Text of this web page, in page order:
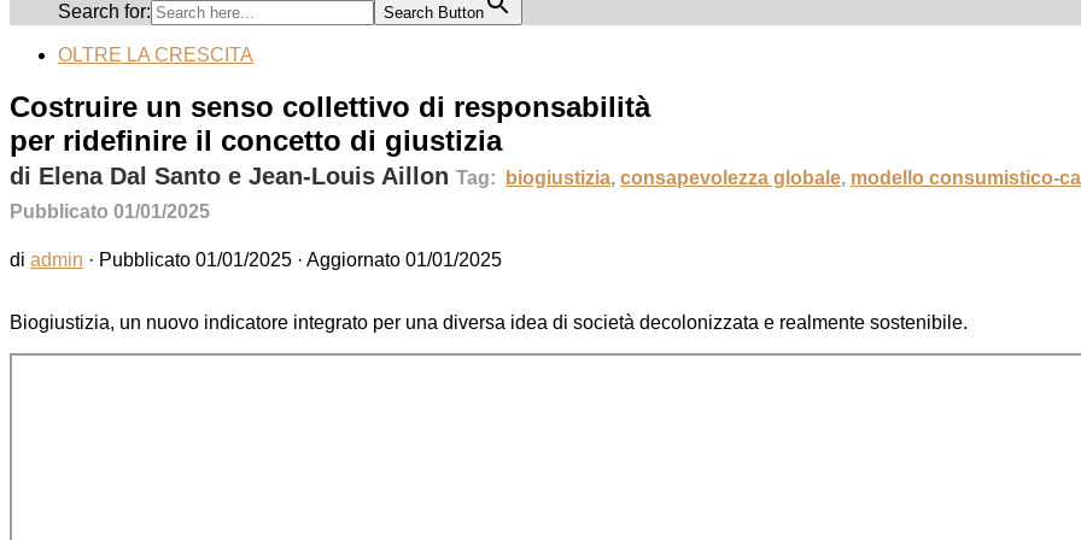
Search for:
Search Button
OLTRE LA CRESCITA
Costruire un senso collettivo di responsabilità
per ridefinire il concetto di giustizia
di Elena Dal Santo e Jean-Louis Aillon Tag: biogiustizia, consapevolezza globale, modello consumistico-
Pubblicato 01/01/2025
di admin · Pubblicato 01/01/2025 · Aggiornato 01/01/2025
Biogiustizia, un nuovo indicatore integrato per una diversa idea di società decolonizzata e realmente sostenibile.